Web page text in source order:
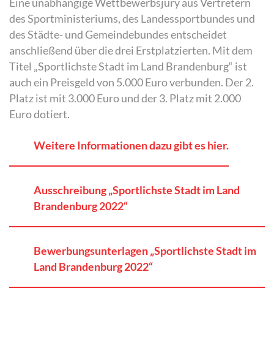
des Sportministeriums, des Landessportbundes und
des Städte- und Gemeindebundes entscheidet
anschließend über die drei Erstplatzierten. Mit dem
Titel „Sportlichste Stadt im Land Brandenburg“ ist
auch ein Preisgeld von 5.000 Euro verbunden. Der 2.
Platz ist mit 3.000 Euro und der 3. Platz mit 2.000
Euro dotiert.
Weitere Informationen dazu gibt es hier.
Ausschreibung „Sportlichste Stadt im Land
Brandenburg 2022“
Bewerbungsunterlagen „Sportlichste Stadt im
Land Brandenburg 2022“